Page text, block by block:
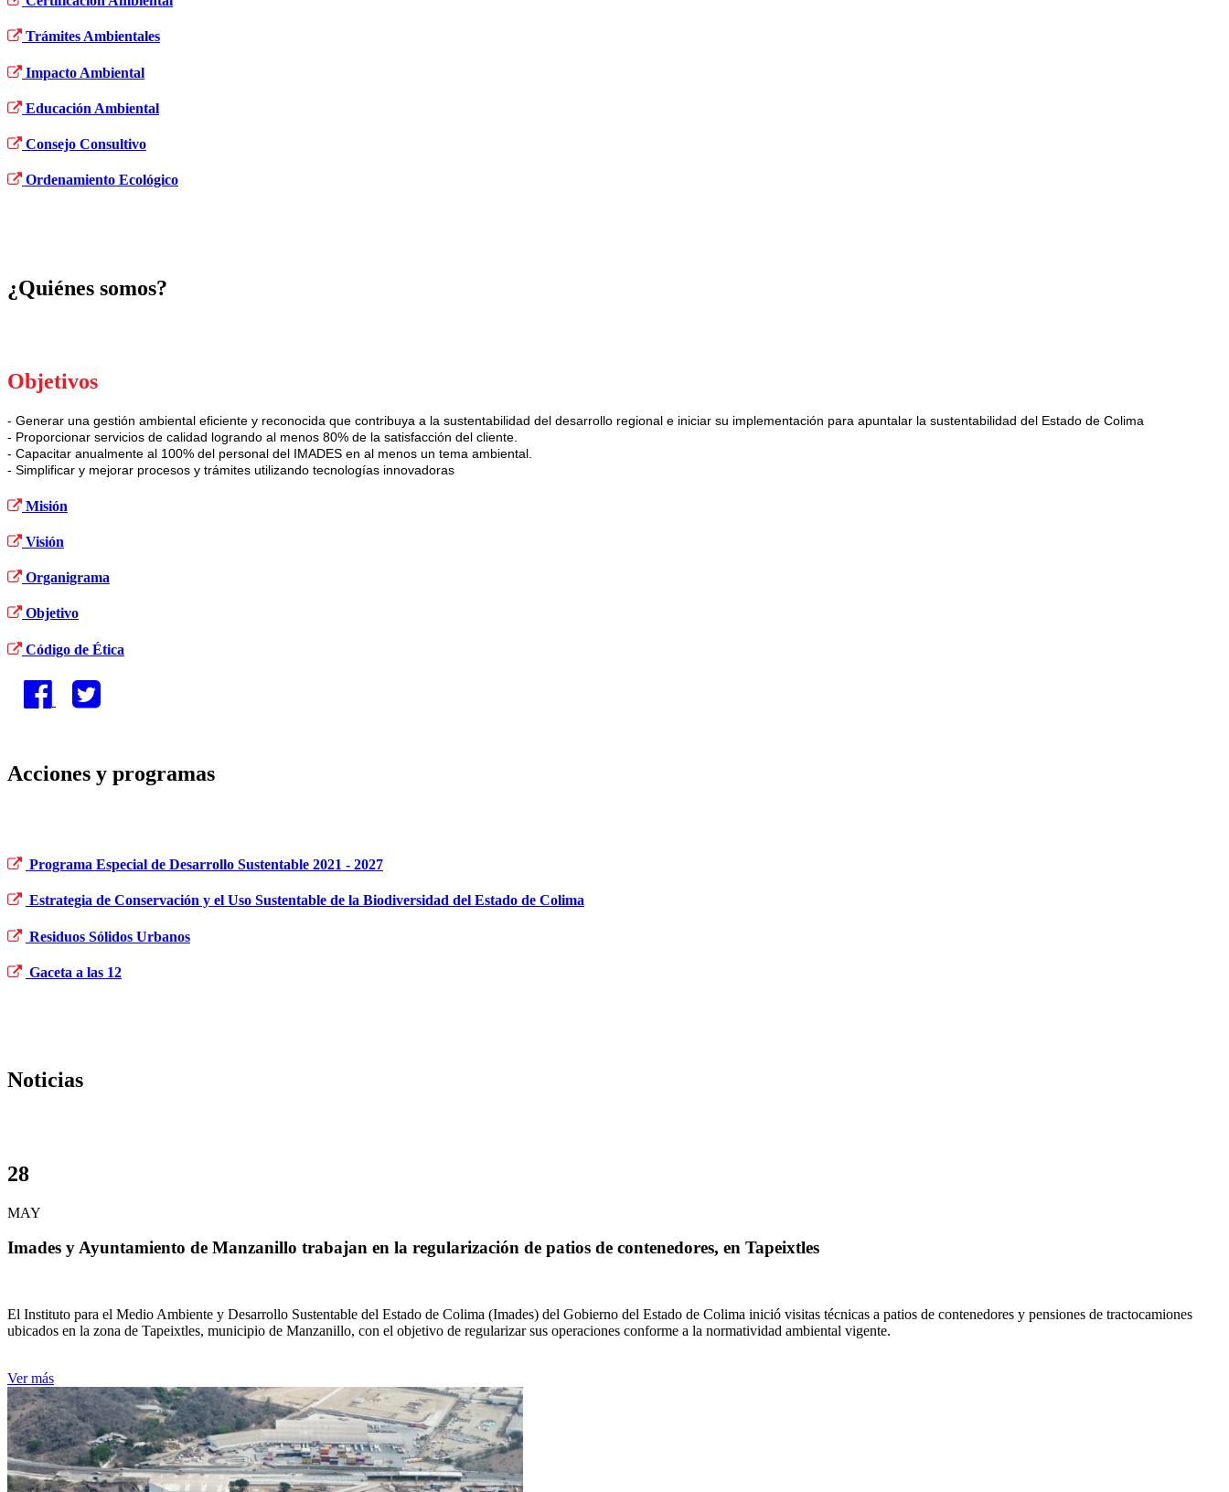
Trámites Ambientales
Impacto Ambiental
Educación Ambiental
Consejo Consultivo
Ordenamiento Ecológico
¿Quiénes somos?
Objetivos
- Generar una gestión ambiental eficiente y reconocida que contribuya a la sustentabilidad del desarrollo regional e iniciar su implementación para apuntalar la sustentabilidad del Estado de Colima
- Proporcionar servicios de calidad logrando al menos 80% de la satisfacción del cliente.
- Capacitar anualmente al 100% del personal del IMADES en al menos un tema ambiental.
- Simplificar y mejorar procesos y trámites utilizando tecnologías innovadoras
Misión
Visión
Organigrama
Objetivo
Código de Ética
Acciones y programas
Programa Especial de Desarrollo Sustentable 2021 - 2027
Estrategia de Conservación y el Uso Sustentable de la Biodiversidad del Estado de Colima
Residuos Sólidos Urbanos
Gaceta a las 12
Noticias
28
MAY
Imades y Ayuntamiento de Manzanillo trabajan en la regularización de patios de contenedores, en Tapeixtles
El Instituto para el Medio Ambiente y Desarrollo Sustentable del Estado de Colima (Imades) del Gobierno del Estado de Colima inició visitas técnicas a patios de contenedores y pensiones de tractocamiones
ubicados en la zona de Tapeixtles, municipio de Manzanillo, con el objetivo de regularizar sus operaciones conforme a la normatividad ambiental vigente.
Ver más